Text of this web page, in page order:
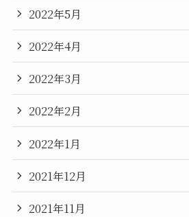
2022年5月
2022年4月
2022年3月
2022年2月
2022年1月
2021年12月
2021年11月